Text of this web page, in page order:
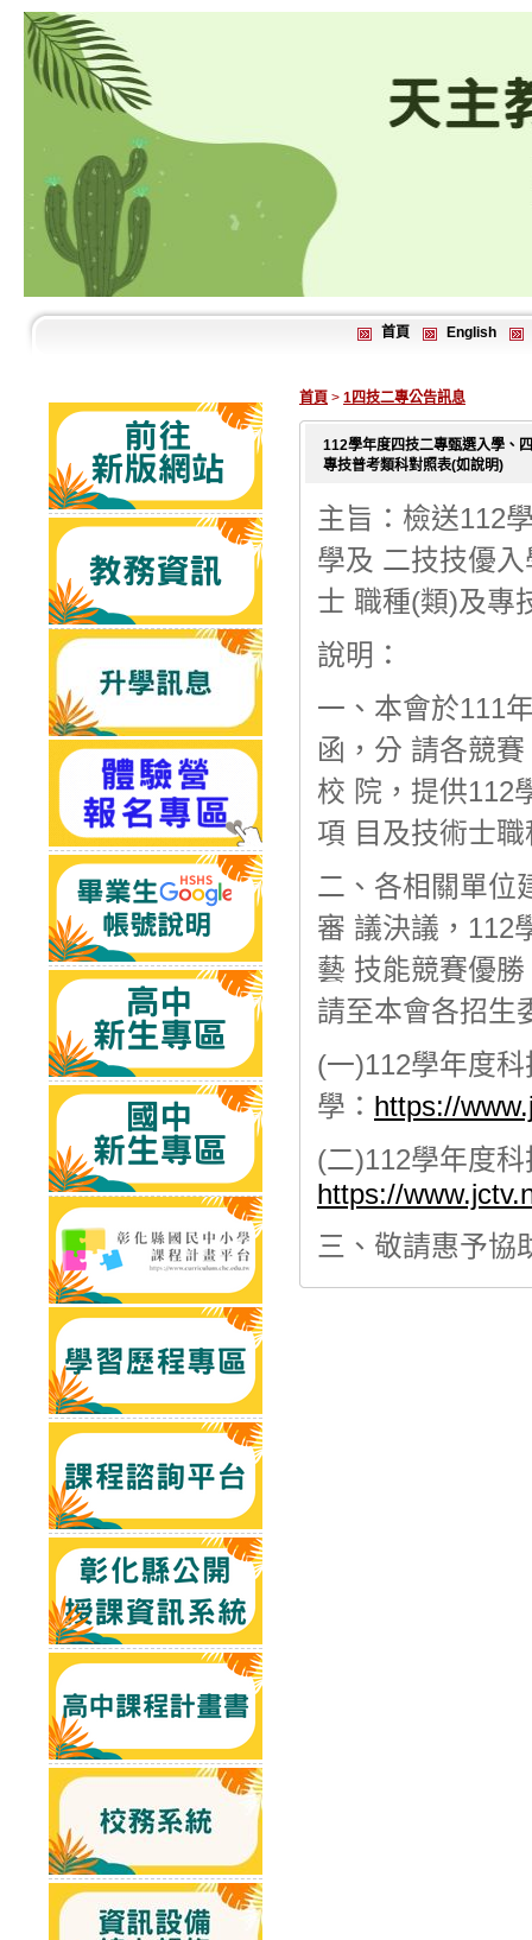
首頁 English
首頁 > 1四技二專公告訊息
112學年度四技二專甄選入學、
專技普考類科對照表(如說明)
主旨：檢送112
學及 二技技優
士 職種(類)及專
說明：
一、本會於111
函，分 請各競
校 院，提供112
項 目及技術士
二、各相關單位
審 議決議，112
藝 技能競賽優
請至本會各招生
(一)112學年度
學： https://
(二)112學年度
https://
三、敬請惠予協